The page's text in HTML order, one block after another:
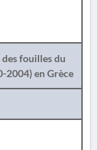
fouilles du
2004) en Grèce